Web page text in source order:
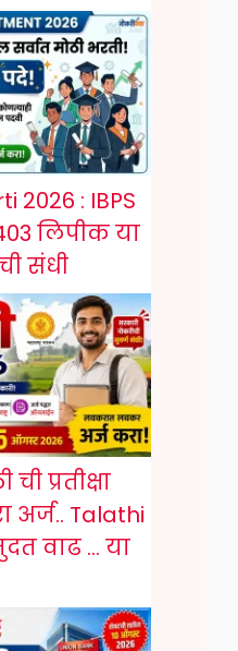
2026 : IBPS
लिपीक या
संधी
प्रतीक्षा
अर्ज.. Talathi
वाढ … या